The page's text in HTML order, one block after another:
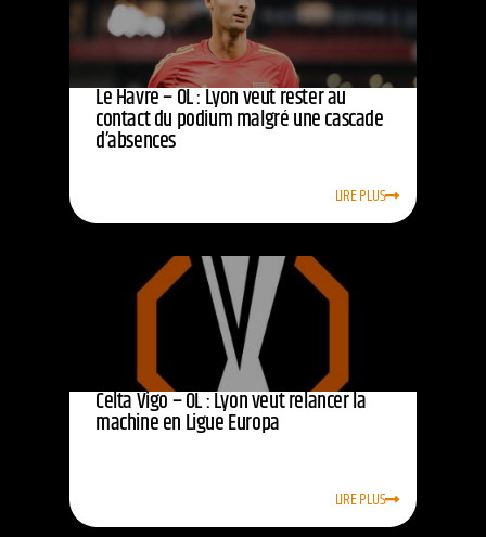
Le Havre – OL : Lyon veut rester au
contact du podium malgré une cascade
d’absences
LIRE PLUS
Celta Vigo – OL : Lyon veut relancer la
machine en Ligue Europa
LIRE PLUS